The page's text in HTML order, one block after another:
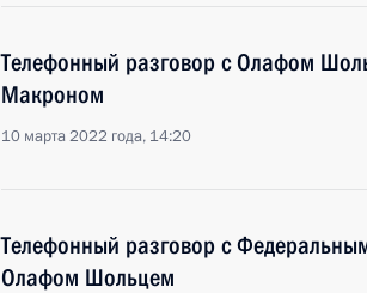
Телефонный разговор с Олафом
Макроном
10 марта 2022 года, 14:20
Телефонный разговор с
Олафом Шольцем